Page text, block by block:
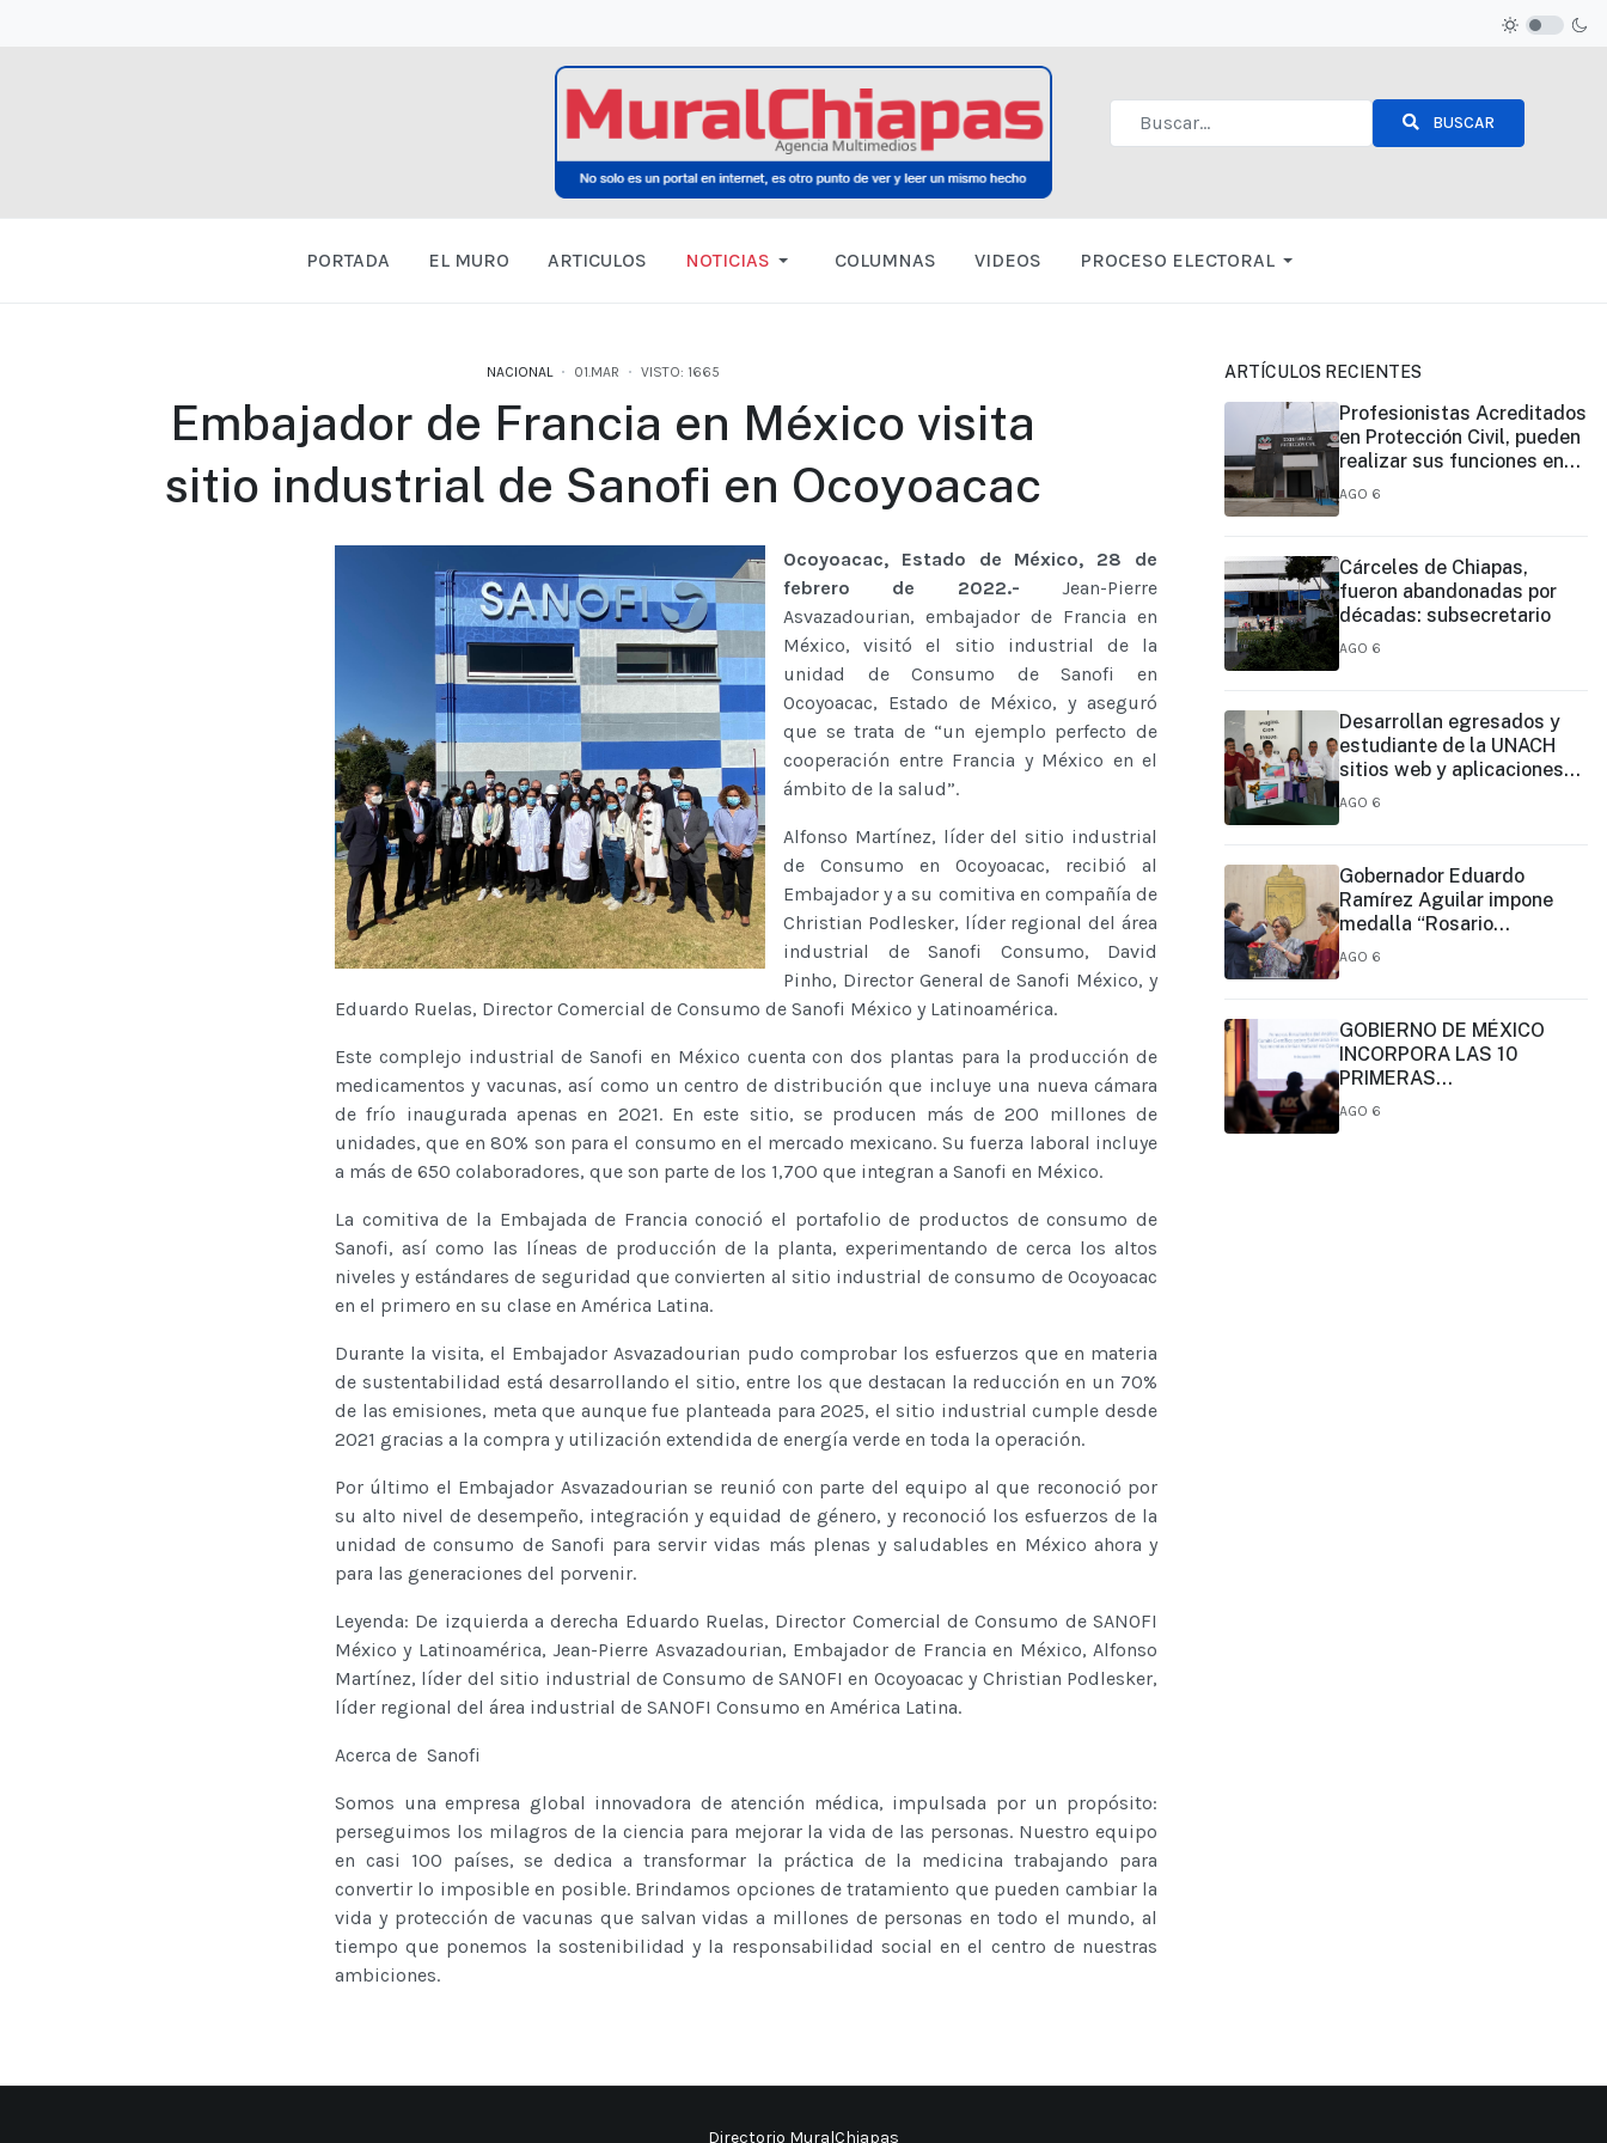
BUSCAR
PORTADA EL MURO ARTICULOS NOTICIAS COLUMNAS VIDEOS PROCESO ELECTORAL
NACIONAL 01.MAR VISTO: 1665
Embajador de Francia en México visita
sitio industrial de Sanofi en Ocoyoacac
Ocoyoacac, Estado de México, 28 de
febrero de 2022.- Jean-Pierre
Asvazadourian, embajador de Francia en
México, visitó el sitio industrial de la
unidad de Consumo de Sanofi en
Ocoyoacac, Estado de México, y aseguró
que se trata de “un ejemplo perfecto de
cooperación entre Francia y México en el
ámbito de la salud”.
Alfonso Martínez, líder del sitio industrial
de Consumo en Ocoyoacac, recibió al
Embajador y a su comitiva en compañía de
Christian Podlesker, líder regional del área
industrial de Sanofi Consumo, David
Pinho, Director General de Sanofi México, y
Eduardo Ruelas, Director Comercial de Consumo de Sanofi México y Latinoamérica.
Este complejo industrial de Sanofi en México cuenta con dos plantas para la producción de
medicamentos y vacunas, así como un centro de distribución que incluye una nueva cámara
de frío inaugurada apenas en 2021. En este sitio, se producen más de 200 millones de
unidades, que en 80% son para el consumo en el mercado mexicano. Su fuerza laboral incluye
a más de 650 colaboradores, que son parte de los 1,700 que integran a Sanofi en México.
La comitiva de la Embajada de Francia conoció el portafolio de productos de consumo de
Sanofi, así como las líneas de producción de la planta, experimentando de cerca los altos
niveles y estándares de seguridad que convierten al sitio industrial de consumo de Ocoyoacac
en el primero en su clase en América Latina.
Durante la visita, el Embajador Asvazadourian pudo comprobar los esfuerzos que en materia
de sustentabilidad está desarrollando el sitio, entre los que destacan la reducción en un 70%
de las emisiones, meta que aunque fue planteada para 2025, el sitio industrial cumple desde
2021 gracias a la compra y utilización extendida de energía verde en toda la operación.
Por último el Embajador Asvazadourian se reunió con parte del equipo al que reconoció por
su alto nivel de desempeño, integración y equidad de género, y reconoció los esfuerzos de la
unidad de consumo de Sanofi para servir vidas más plenas y saludables en México ahora y
para las generaciones del porvenir.
Leyenda: De izquierda a derecha Eduardo Ruelas, Director Comercial de Consumo de SANOFI
México y Latinoamérica, Jean-Pierre Asvazadourian, Embajador de Francia en México, Alfonso
Martínez, líder del sitio industrial de Consumo de SANOFI en Ocoyoacac y Christian Podlesker,
líder regional del área industrial de SANOFI Consumo en América Latina.
Acerca de Sanofi
Somos una empresa global innovadora de atención médica, impulsada por un propósito:
perseguimos los milagros de la ciencia para mejorar la vida de las personas. Nuestro equipo
en casi 100 países, se dedica a transformar la práctica de la medicina trabajando para
convertir lo imposible en posible. Brindamos opciones de tratamiento que pueden cambiar la
vida y protección de vacunas que salvan vidas a millones de personas en todo el mundo, al
tiempo que ponemos la sostenibilidad y la responsabilidad social en el centro de nuestras
ambiciones.
ARTÍCULOS RECIENTES
Profesionistas Acreditados
en Protección Civil, pueden
realizar sus funciones en
todo el estado
AGO 6
Cárceles de Chiapas,
fueron abandonadas por
décadas: subsecretario
AGO 6
Desarrollan egresados y
estudiante de la UNACH
sitios web y aplicaciones
móviles para la Cruz Roja y
AGO 6
Gobernador Eduardo
Ramírez Aguilar impone
medalla “Rosario
Castellanos” a Malú Mícher
AGO 6
GOBIERNO DE MÉXICO
INCORPORA LAS 10
PRIMERAS
CONCLUSIONES
AGO 6
Directorio MuralChiapas